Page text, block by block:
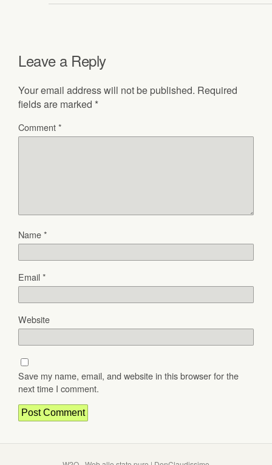
Leave a Reply
Your email address will not be published. Required
fields are marked *
Comment*
Name*
Email*
Website
Save my name, email, and website in this browser for the
next time I comment.